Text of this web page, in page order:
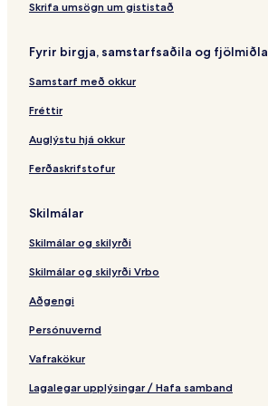
a
e
ln
í
o
u
e
t
a
d
a
r
a
P
y
S
e
r
e
a
l
f
B
i
a
C
a
s
e
g
u
a
d
l
e
Skrifa umsögn um gististað
Fyrir birgja, samstarfsaðila og fjölmiðla
Samstarf með okkur
Fréttir
Auglýstu hjá okkur
Ferðaskrifstofur
Skilmálar
Skilmálar og skilyrði
Skilmálar og skilyrði Vrbo
Aðgengi
Persónuvernd
Vafrakökur
Lagalegar upplýsingar / Hafa samband